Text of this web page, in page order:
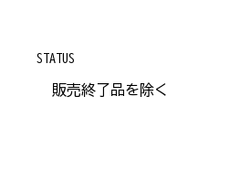
STATUS
販売終了品を除く